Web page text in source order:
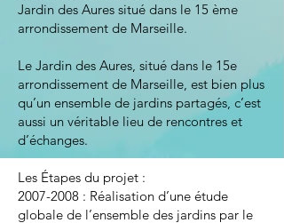
Jardin des Aures situé dans le 15 ème
arrondissement de Marseille.
Le Jardin des Aures, situé dans le 15e
arrondissement de Marseille, est bien plus
qu’un ensemble de jardins partagés, c’est
aussi un véritable lieu de rencontres et
d’échanges.
Les Étapes du projet :
2007-2008 : Réalisation d’une étude
globale de l’ensemble des jardins par le